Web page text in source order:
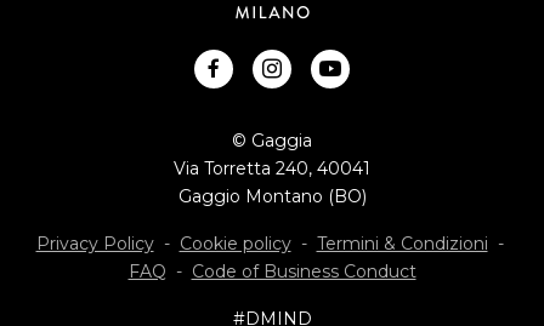
facebook
instagram
youtube
© Gaggia
Via Torretta 240, 40041
Gaggio Montano (BO)
Privacy Policy- Cookie policy- Termini & Condizioni -
FAQ - Code of Business Conduct
#DMIND